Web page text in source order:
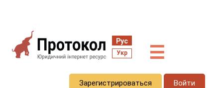
Рус
Укр ☰
Зарегистрироваться Войти